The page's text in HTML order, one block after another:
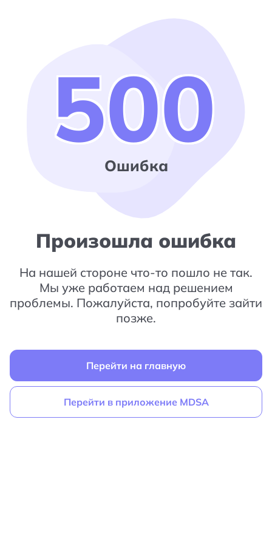
500
Ошибка
Произошла ошибка
На нашей стороне что-то пошло не так.
Мы уже работаем над решением
проблемы. Пожалуйста, попробуйте зайти
позже.
Перейти на главную
Перейти в приложение MDSA